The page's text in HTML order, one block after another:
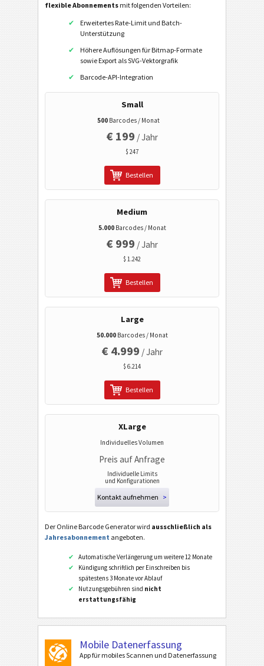
PDF417
Micro QR Code
Han Xin
Royal Mail Mailmark 2D
NTIN Code
GS1 2D Barcodes
Electronic Banking / SEPA
Mobile Tagging
Gesundheitswesen
ISBN Codes
Visitenkarten
Kalender Codes
Wi-Fi Barcodes
flexible Abonnements mit folgenden Vorteilen:
Erweitertes Rate-Limit und Batch-
Unterstützung
Höhere Auflösungen für Bitmap-Formate
sowie Export als SVG-Vektorgrafik
Barcode-API-Integration
Small
500 Barcodes / Monat
€ 199 / Jahr
$ 247
Bestellen
Medium
5.000Barcodes / Monat
€ 999 / Jahr
$ 1.242
Bestellen
Large
50.000Barcodes / Monat
€ 4.999 / Jahr
$ 6.214
Bestellen
XLarge
Individuelles Volumen
Preis auf Anfrage
Individuelle Limits
und Konfigurationen
Kontakt aufnehmen >
Der Online Barcode Generator wird ausschließlich als
Jahresabonnement angeboten.
Automatische Verlängerung um weitere 12 Monate
Kündigung schriftlich per Einschreiben bis
spätestens 3 Monate vor Ablauf
Nutzungsgebühren sind nicht
erstattungsfähig
Mobile Datenerfassung
App für mobiles Scannen und Datenerfassung